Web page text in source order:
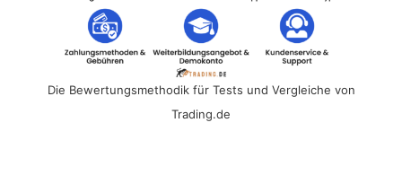
Die Bewertungsmethodik für Tests und Vergleiche von
Trading.de